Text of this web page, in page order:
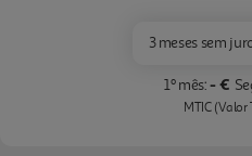
3 meses sem
1º mês:- €
MTIC (Valor